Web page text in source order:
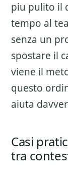
piu pulito il
tempo al
senza un
spostare il
viene il
questo
aiuta
Casi
tra